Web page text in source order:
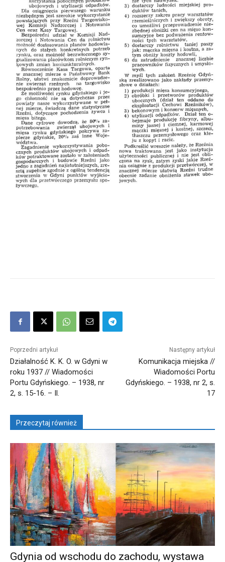
Poprzedni artykuł
Działalność K. K. O. w Gdyni w
roku 1937 // Wiadomości
Portu Gdyńskiego. – 1938, nr
2, s. 15-16. – Il.
Następny artykuł
Komunikacja miejska //
Wiadomości Portu
Gdyńskiego. – 1938, nr 2, s.
17
Przeczytaj również
Gdynia od wschodu do zachodu, wystawa